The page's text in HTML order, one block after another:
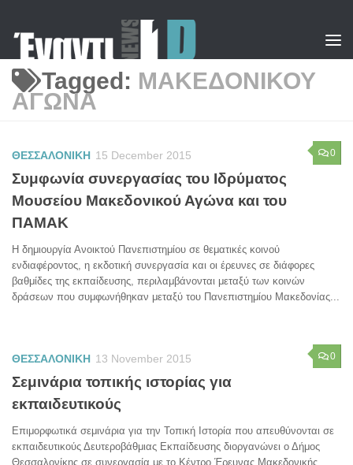
Tagged: ΜΑΚΕΔΟΝΙΚΟΥ
ΑΓΩΝΑ
0
ΘΕΣΣΑΛΟΝΙΚΗ 15 December 2015
Συμφωνία συνεργασίας του Ιδρύματος
Μουσείου Μακεδονικού Αγώνα και του
ΠΑΜΑΚ
Η δημιουργία Ανοικτού Πανεπιστημίου σε θεματικές κοινού
ενδιαφέροντος, η εκδοτική συνεργασία και οι έρευνες σε διάφορες
βαθμίδες της εκπαίδευσης, περιλαμβάνονται μεταξύ των κοινών
δράσεων που συμφωνήθηκαν μεταξύ του Πανεπιστημίου Μακεδονίας...
0
ΘΕΣΣΑΛΟΝΙΚΗ 13 November 2015
Σεμινάρια τοπικής ιστορίας για
εκπαιδευτικούς
Επιμορφωτικά σεμινάρια για την Τοπική Ιστορία που απευθύνονται σε
εκπαιδευτικούς Δευτεροβάθμιας Εκπαίδευσης διοργανώνει ο Δήμος
Θεσσαλονίκης σε συνεργασία με το Κέντρο Έρευνας Μακεδονικής